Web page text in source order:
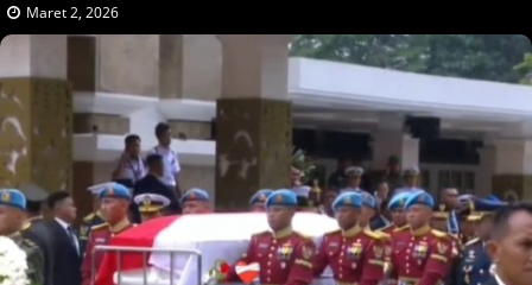
Maret 2, 2026